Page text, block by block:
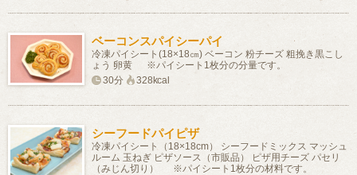
ベーコンスパイシーパイ
冷凍パイシート(18×18㎝) ベーコン 粉チーズ 粗挽き黒こし
ょう 卵黄 ※パイシート1枚分の分量です。
30分
328kcal
シーフードパイピザ
冷凍パイシート（18×18cm） シーフードミックス マッシュ
ルーム 玉ねぎ ピザソース（市販品） ピザ用チーズ パセリ
（みじん切り） ※パイシート1枚分の材料です。